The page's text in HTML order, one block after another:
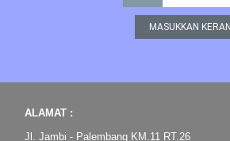
ALAMAT :
Jl. Jambi - Palembang KM.11 RT.26